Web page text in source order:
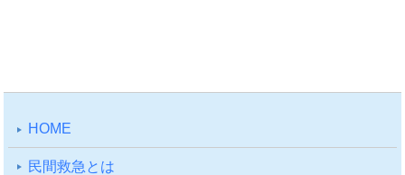
HOME
⺠間救急とは